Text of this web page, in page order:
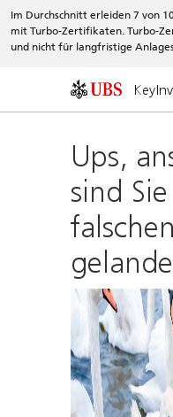
Im Durchschnitt erleiden 7 von
mit Turbo-Zertifikaten. Turbo-
und nicht für langfristige
Ups,
sind